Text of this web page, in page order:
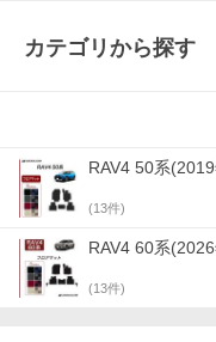
カテゴリから探す
RAV4 50系
(13件)
RAV4 60系
(13件)